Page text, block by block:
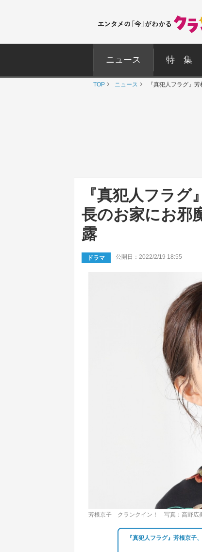
ニュース 特 集
TOP ニュース 『真犯人フラグ』
『真犯人フラ
長のお家にお邪
露
ドラマ 公開日：2022/2/19 18:55
芳根京子 クランクイン！ 写真：高野広
『真犯人フラグ』芳根京子